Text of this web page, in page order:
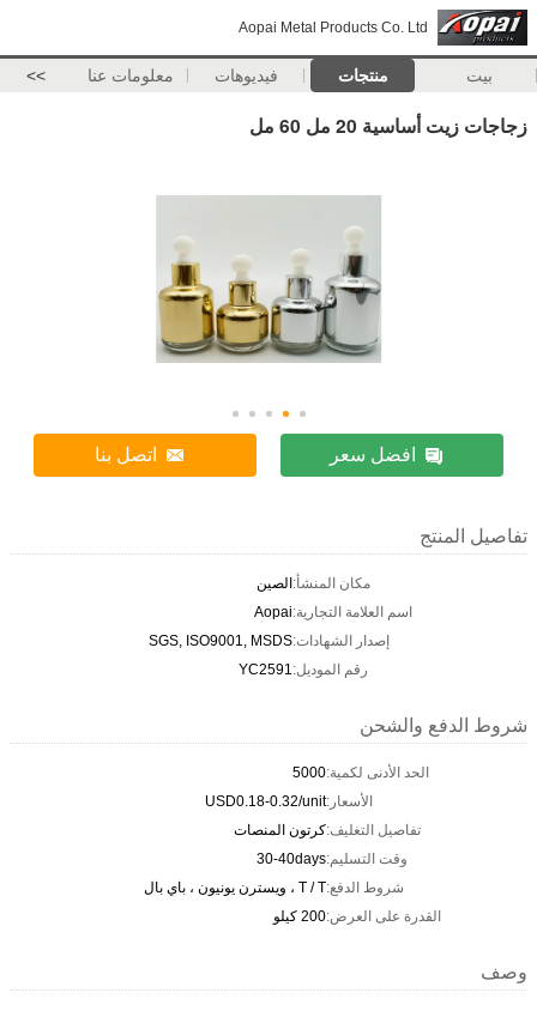
Aopai Metal Products Co. Ltd
بيت منتجات فيديوهات معلومات عنا >>
زجاجات زيت أساسية 20 مل 60 مل
افضل سعر اتصل بنا
تفاصيل المنتج
مكان المنشأ:الصين
اسم العلامة التجارية:Aopai
إصدار الشهادات:SGS, ISO9001, MSDS
رقم الموديل:YC2591
شروط الدفع والشحن
الحد الأدنى لكمية:5000
الأسعار:USD0.18-0.32/unit
تفاصيل التغليف:كرتون المنصات
وقت التسليم:30-40days
شروط الدفع:T / T ، ويسترن يونيون ، باي بال
القدرة على العرض:200 كيلو
وصف